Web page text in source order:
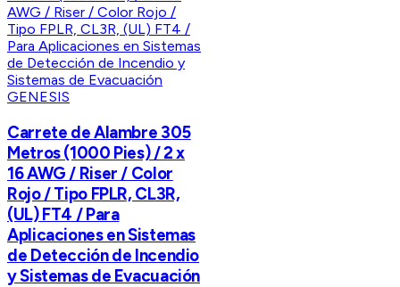
GENESIS
Carrete de Alambre 305
Metros (1000 Pies) / 2 x
16 AWG / Riser / Color
Rojo / Tipo FPLR, CL3R,
(UL) FT4 / Para
Aplicaciones en Sistemas
de Detección de Incendio
y Sistemas de Evacuación